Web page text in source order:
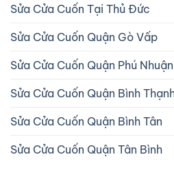
Sửa Cửa Cuốn Tại Thủ Đức
Sửa Cửa Cuốn Quận Gò Vấp
Sửa Cửa Cuốn Quận Phú Nhuận
Sửa Cửa Cuốn Quận Bình
Sửa Cửa Cuốn Quận Bình Tân
Sửa Cửa Cuốn Quận Tân Bình